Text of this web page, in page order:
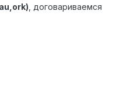
, договариваемся